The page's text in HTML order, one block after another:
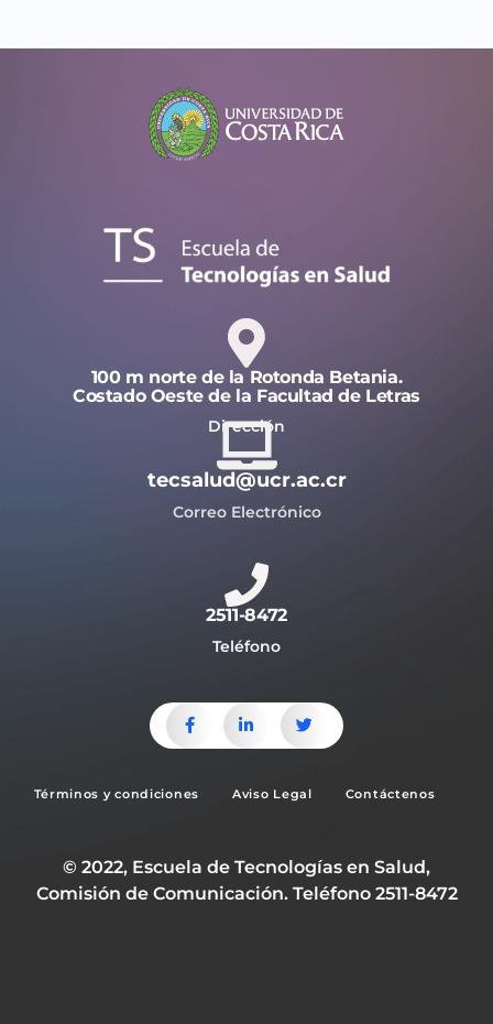
100 m norte de la Rotonda Betania.
Costado Oeste de la Facultad de Letras
Dirección
tecsalud@ucr.ac.cr
Correo Electrónico
2511-8472
Teléfono
Términos y condiciones Aviso Legal Contáctenos
© 2022, Escuela de Tecnologías en Salud,
Comisión de Comunicación. Teléfono 2511-8472